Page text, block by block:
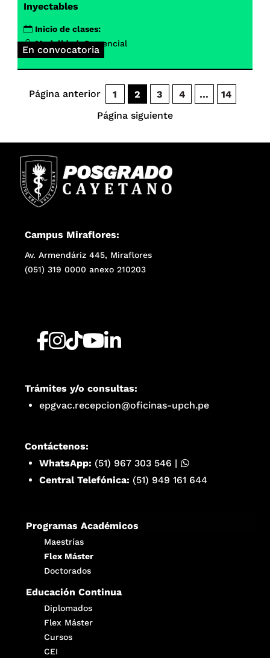
En convocatoria
Inyectables
Inicio de clases:
Modalidad: Presencial
Página anterior 1 2 3 4 …
14
Página siguiente
Campus Miraflores:
Av. Armendáriz 445, Miraflores
(051) 319 0000 anexo 210203
Trámites y/o consultas:
epgvac.recepcion@oficinas-upch.pe
Contáctenos:
WhatsApp: (51) 967 303 546 |
Central Telefónica: (51) 949 161 644
Programas Académicos
Maestrías
Flex Máster
Doctorados
Educación Continua
Diplomados
Flex Máster
Cursos
CEI